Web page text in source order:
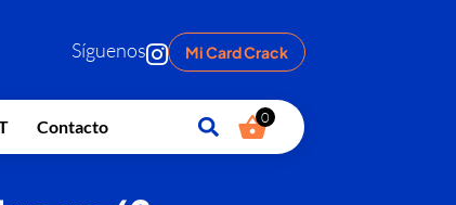
Síguenos Mi Card Crack
Contacto 0